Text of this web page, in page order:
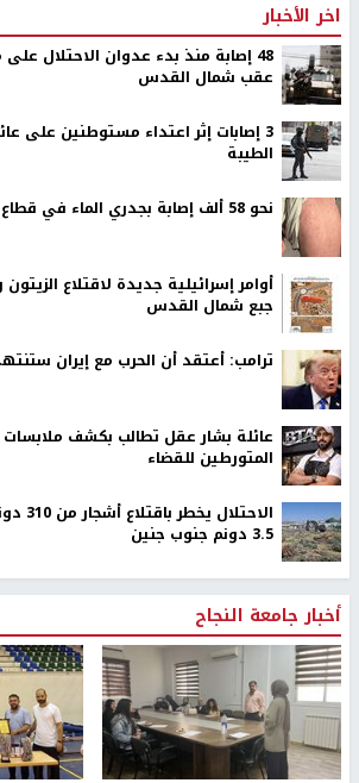
اخر الأخبار
48 إصابة منذ بدء عدوان الاحتلال
عقب شمال القدس
‏3 إصابات إثر اعتداء مستوطنين على
الطيبة
نحو 58 ألف إصابة بجدري الماء في قطاع غزة منذ بداية العام
أوامر إسرائيلية جديدة لاقتلاع
جبع شمال القدس
ترامب: أعتقد أن الحرب مع إيران
عائلة بشار عقل تطالب بكشف ملابسات
المتورطين للقضاء
3.5 دونم جنوب جنين
أخبار جامعة النجاح